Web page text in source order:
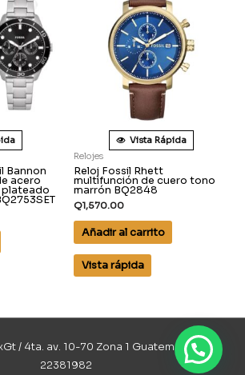
Bannon
acero
Vista Rápida
Relojes
Reloj Fossil Rhett
multifunción de cuero tono
marrón BQ2848
Q1,570.00
Añadir al carrito
Vista rápida
/ 4ta. av. 10-70 Zona 1 Guatemala / 502
22381982